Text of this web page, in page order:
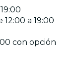
a 19:00
con opción